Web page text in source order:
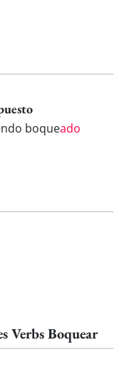
boqueado
Verbs Boquear